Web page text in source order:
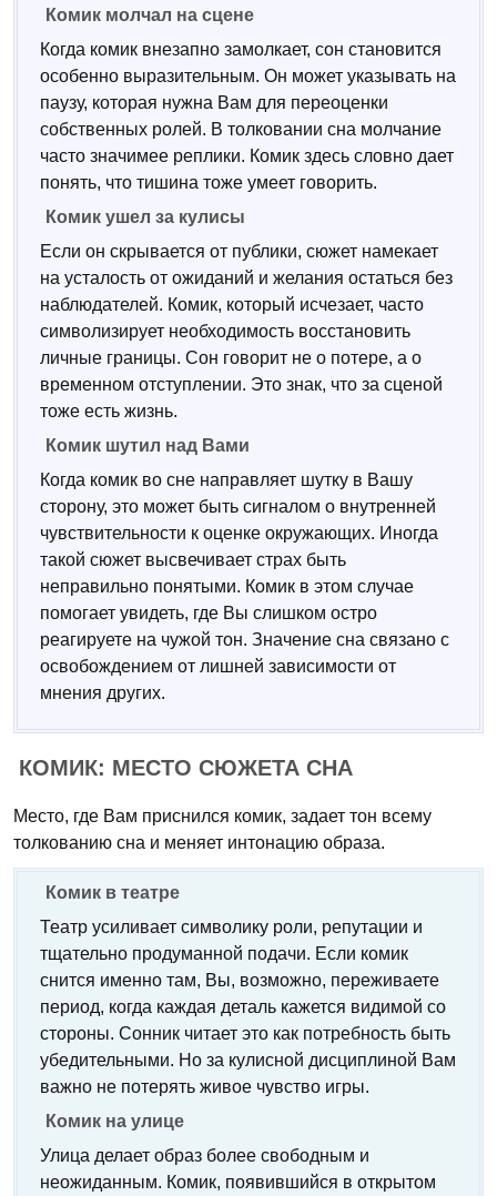
Комик молчал на сцене
Когда комик внезапно замолкает, сон становится
особенно выразительным. Он может указывать на
паузу, которая нужна Вам для переоценки
собственных ролей. В толковании сна молчание
часто значимее реплики. Комик здесь словно дает
понять, что тишина тоже умеет говорить.
Комик ушел за кулисы
Если он скрывается от публики, сюжет намекает
на усталость от ожиданий и желания остаться без
наблюдателей. Комик, который исчезает, часто
символизирует необходимость восстановить
личные границы. Сон говорит не о потере, а о
временном отступлении. Это знак, что за сценой
тоже есть жизнь.
Комик шутил над Вами
Когда комик во сне направляет шутку в Вашу
сторону, это может быть сигналом о внутренней
чувствительности к оценке окружающих. Иногда
такой сюжет высвечивает страх быть
неправильно понятыми. Комик в этом случае
помогает увидеть, где Вы слишком остро
реагируете на чужой тон. Значение сна связано с
освобождением от лишней зависимости от
мнения других.
КОМИК: МЕСТО СЮЖЕТА СНА
Место, где Вам приснился комик, задает тон всему
толкованию сна и меняет интонацию образа.
Комик в театре
Театр усиливает символику роли, репутации и
тщательно продуманной подачи. Если комик
снится именно там, Вы, возможно, переживаете
период, когда каждая деталь кажется видимой со
стороны. Сонник читает это как потребность быть
убедительными. Но за кулисной дисциплиной Вам
важно не потерять живое чувство игры.
Комик на улице
Улица делает образ более свободным и
неожиданным. Комик, появившийся в открытом